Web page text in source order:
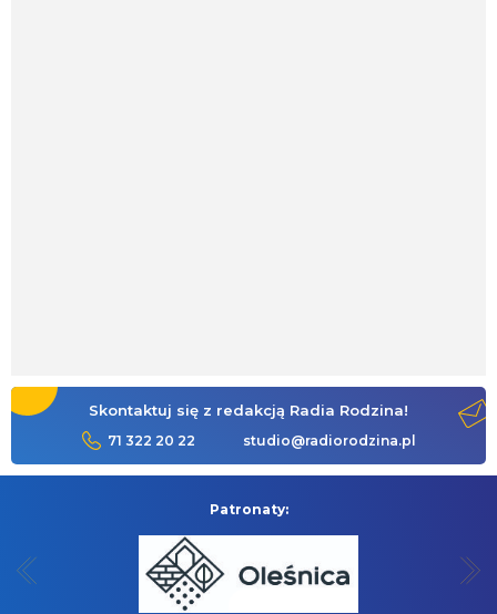
Skontaktuj się z redakcją Radia Rodzina!
71 322 20 22 studio@radiorodzina.pl
Patronaty: